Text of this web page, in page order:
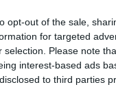
opt-out of the sale,
for targeted
selection. Please note
interest-based ads
to third parties
από